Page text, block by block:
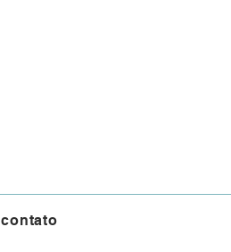
contato